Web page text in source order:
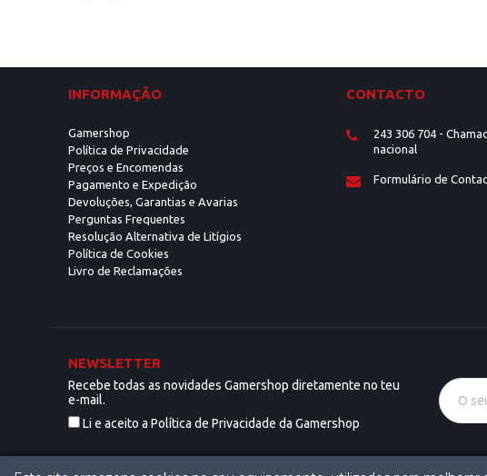
INFORMAÇÃO
Gamershop
Política de Privacidade
Preços e Encomendas
Pagamento e Expedição
Devoluções, Garantias e Avarias
Perguntas Frequentes
Resolução Alternativa de Litígios
Política de Cookies
Livro de Reclamações
CONTACTO
243 306 704 -
nacional
Formulário de
NEWSLETTER
Recebe todas as novidades Gamershop diretamente no teu
e-mail.
Li e aceito a Política de Privacidade da Gamershop